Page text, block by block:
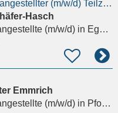
Medizinischer Fachangestellter (m/w/d) Teilzeit / Minijob-Basis
Hasch
(m/w/d)in Eggenstein-Leopoldshafen
Emmrich
(m/w/d)in Pforzheim